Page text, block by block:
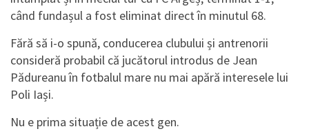
când fundașul a fost eliminat direct în minutul 68.
Fără să i-o spună, conducerea clubului și antrenorii
consideră probabil că jucătorul introdus de Jean
Pădureanu în fotbalul mare nu mai apără interesele lui
Poli Iași.
Nu e prima situație de acest gen.